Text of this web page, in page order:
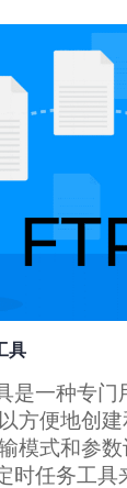
具
是一种专门
方便地创
模式和参
时任务工具